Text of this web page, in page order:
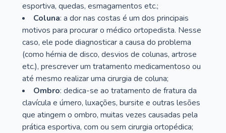
esportiva, quedas, esmagamentos etc.;
Coluna: a dor nas costas é um dos principais
motivos para procurar o médico ortopedista. Nesse
caso, ele pode diagnosticar a causa do problema
(como hérnia de disco, desvios de colunas, artrose
etc.), prescrever um tratamento medicamentoso ou
até mesmo realizar uma cirurgia de coluna;
Ombro: dedica-se ao tratamento de fratura da
clavícula e úmero, luxações, bursite e outras lesões
que atingem o ombro, muitas vezes causadas pela
prática esportiva, com ou sem cirurgia ortopédica;